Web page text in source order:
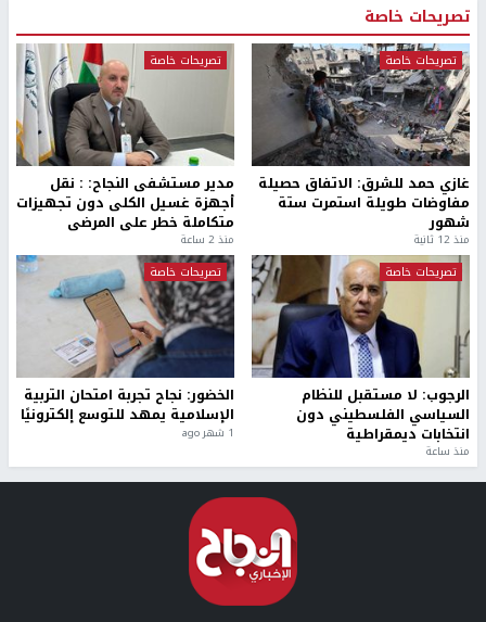
تصريحات خاصة
تصريحات خاصة
غازي حمد للشرق: الاتفاق حصيلة
مفاوضات طويلة استمرت ستة
شهور
منذ 12 ثانية
تصريحات خاصة
مدير مستشفى النجاح: : نقل
أجهزة غسيل الكلى دون تجهيزات
متكاملة خطر على المرضى
منذ 2 ساعة
تصريحات خاصة
الرجوب: لا مستقبل للنظام
السياسي الفلسطيني دون
انتخابات ديمقراطية
منذ ساعة
تصريحات خاصة
الخضور: نجاح تجربة امتحان التربية
الإسلامية يمهد للتوسع إلكترونيًا
1 شهر ago